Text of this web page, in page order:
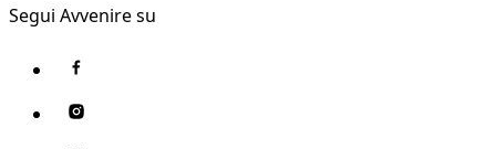
Segui Avvenire su